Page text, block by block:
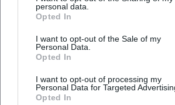
personal data.
Opted In
I want to opt-out of the Sale of my
Personal Data.
Opted In
I want to opt-out of processing my
Personal Data for Targeted
Opted In
Bühnenarbeit und zeigen die präzise
wie konsequent Nicolai zwischen
Digitalplattformen pendelt.
Kultureller Einfluss und Medienpräsenz
Als Moderator im Quatsch Comedy